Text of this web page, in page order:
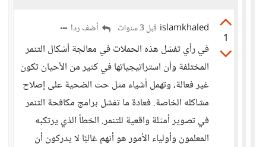
1
islamkhaled قبل 3 سنوات أضف ردا
في رأي تفشل هذه الحملات في معالجة أشكال التنمر
المختلفة وأن استراتيجياتها في كثير من الأحيان تكون
غير فعالة، وتهمل أشياء مثل حث الضحية على إصلاح
مشاكله الخاصة. فعادة ما تفشل برامج مكافحة التنمر
في تصوير أمثلة واقعية للتنمر. الخطأ الذي يرتكبه
المعلمون وأولياء الأمور هو أنهم غالبًا لا يدركون أن